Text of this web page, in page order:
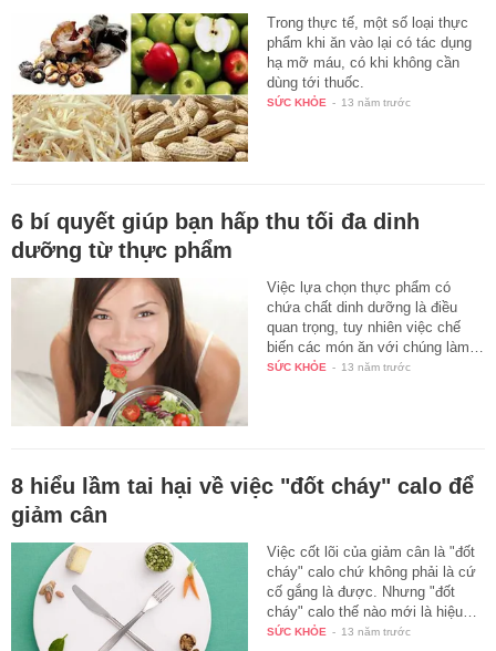
Trong thực tế, một số loại thực
phẩm khi ăn vào lại có tác dụng
hạ mỡ máu, có khi không cần
dùng tới thuốc.
SỨC KHỎE - 13 năm trước
6 bí quyết giúp bạn hấp thu tối đa dinh
dưỡng từ thực phẩm
Việc lựa chọn thực phẩm có
chứa chất dinh dưỡng là điều
quan trọng, tuy nhiên việc chế
biến các món ăn với chúng làm…
SỨC KHỎE - 13 năm trước
8 hiểu lầm tai hại về việc "đốt cháy" calo để
giảm cân
Việc cốt lõi của giảm cân là "đốt
cháy" calo chứ không phải là cứ
cố gắng là được. Nhưng "đốt
cháy" calo thế nào mới là hiệu…
SỨC KHỎE - 13 năm trước